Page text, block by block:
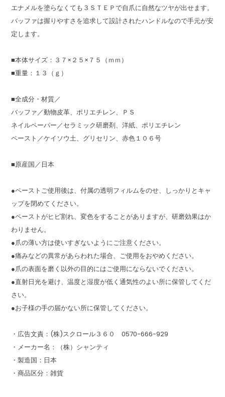
エナメルを塗らなくても３ＳＴＥＰで自爪に自然なツヤが出せます。
バッファは握りやすさを追求して設計されたハンドルなので手元が安
定します。
■本体サイズ：３７×２５×７５（ｍｍ）
■重量：１３（ｇ）
■全成分・材質／
バッファ／動物皮革、ポリエチレン、ＰＳ
ネイルペーパー／セラミック研磨剤、洋紙、ポリエチレン
ペースト／ケイソウ土、グリセリン、赤色１０６号
■原産国／日本
●ペーストご使用後は、付属の透明フィルムをのせ、しっかりとキャ
ップを閉めてください。
●ペーストがヒビ割れ、変色をすることがありますが、研磨効果はか
わりません。
●爪の薄い方は使いすぎないようにご注意ください。
●痛みなどの異常があらわれた場合、ご使用をおやめください。
●爪の表面を磨く以外の目的にはご使用にならないでください。
●直射日光を避け、温度と湿度が低く通気性のよい所に保管してくだ
さい。
●お子様の手の届かない所に保管してください。
・広告文責：(株)スクロール３６０ 0570-666-929
・メーカー名：（株）シャンティ
・製造国：日本
・商品区分：雑貨